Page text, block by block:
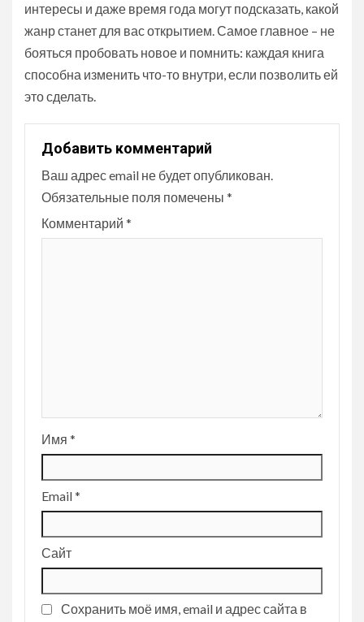
интересы и даже время года могут подсказать, какой
жанр станет для вас открытием. Самое главное – не
бояться пробовать новое и помнить: каждая книга
способна изменить что-то внутри, если позволить ей
это сделать.
Добавить комментарий
Ваш адрес email не будет опубликован.
Обязательные поля помечены *
Комментарий *
Имя *
Email*
Сайт
Сохранить моё имя, email и адрес сайта в